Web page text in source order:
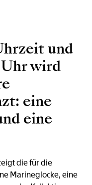
und
wird
eine
eine
die für die
Marineglocke, eine